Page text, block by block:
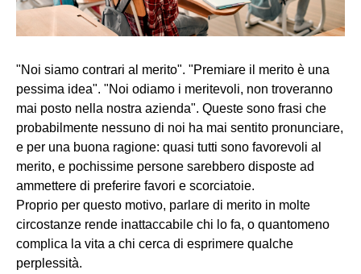
"Noi siamo contrari al merito". "Premiare il merito è una
pessima idea". "Noi odiamo i meritevoli, non troveranno
mai posto nella nostra azienda". Queste sono frasi che
probabilmente nessuno di noi ha mai sentito pronunciare,
e per una buona ragione: quasi tutti sono favorevoli al
merito, e pochissime persone sarebbero disposte ad
ammettere di preferire favori e scorciatoie.
Proprio per questo motivo, parlare di merito in molte
circostanze rende inattaccabile chi lo fa, o quantomeno
complica la vita a chi cerca di esprimere qualche
perplessità.